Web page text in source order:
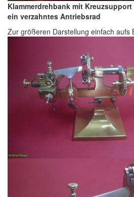
Klammerdrehbank mit
ein verzahntes Antriebsrad
Zur größeren Darstellung einfach aufs